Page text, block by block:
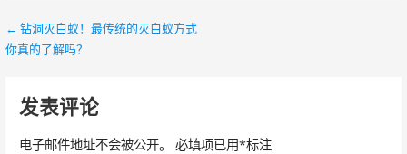
文
导
航
← 钻洞灭白蚁！最传统的灭白蚁方式
你真的了解吗？
发表评论
电子邮件地址不会被公开。 必填项已用*标注